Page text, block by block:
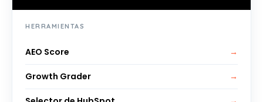
HERRAMIENTAS
AEO Score →
Growth Grader →